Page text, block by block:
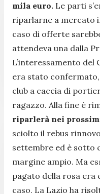
mila euro. Le parti
riparlarne a mercato
caso di offerte
attendeva una dalla
L’interessamento del
era stato
club a caccia di
ragazzo. Alla fine è
riparlerà nei
sciolto il rebus
settembre ed è sotto
margine ampio. Ma
pagato della rosa era
caso. La Lazio ha